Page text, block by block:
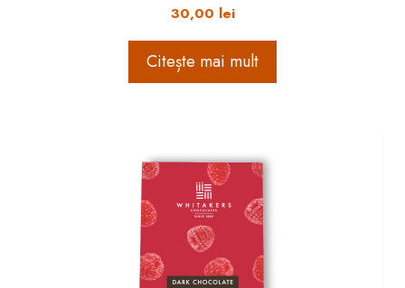
30,00 lei
Citește mai mult